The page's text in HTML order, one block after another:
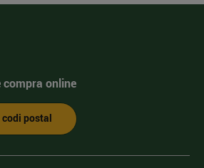
compra online
codi postal